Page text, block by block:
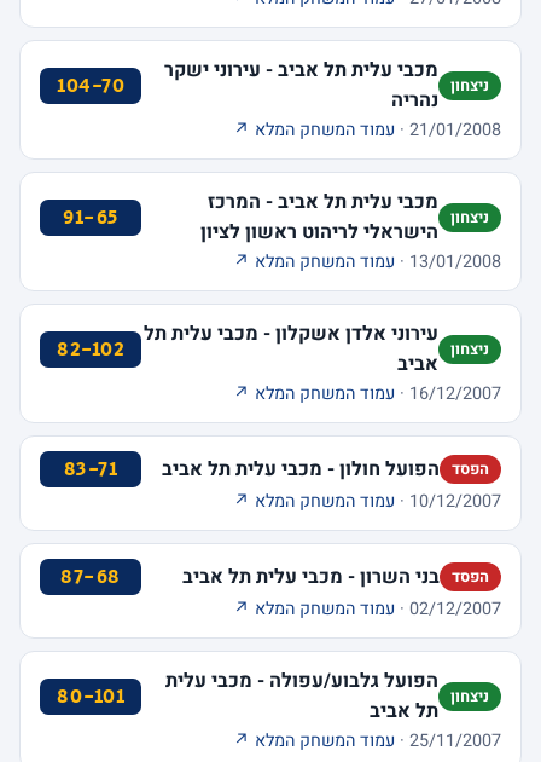
ניצחון
מכבי עלית תל אביב - עירוני ישקר
נהריה
104-70
21/01/2008 · עמוד המשחק המלא ↗
ניצחון
מכבי עלית תל אביב - המרכז
הישראלי לריהוט ראשון לציון
91-65
13/01/2008 · עמוד המשחק המלא ↗
ניצחון
עירוני אלדן אשקלון - מכבי עלית תל
אביב
82-102
16/12/2007 · עמוד המשחק המלא ↗
הפסד הפועל חולון - מכבי עלית תל אביב 83-71
10/12/2007 · עמוד המשחק המלא ↗
הפסד בני השרון - מכבי עלית תל אביב 87-68
02/12/2007 · עמוד המשחק המלא ↗
ניצחון
הפועל גלבוע/עפולה - מכבי עלית
תל אביב
80-101
25/11/2007 · עמוד המשחק המלא ↗